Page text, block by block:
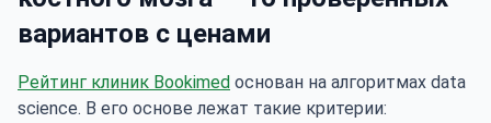
вариантов с ценами
Рейтинг клиник Bookimed основан на алгоритмах data
science. В его основе лежат такие критерии: